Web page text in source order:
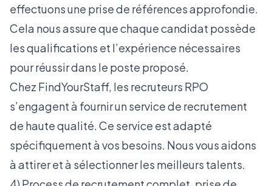
effectuons une prise de références approfondie.
Cela nous assure que chaque candidat possède
les qualifications et l’expérience nécessaires
pour réussir dans le poste proposé.
Chez FindYourStaff, les recruteurs RPO
s’engagent à fournir un service de recrutement
de haute qualité. Ce service est adapté
spécifiquement à vos besoins. Nous vous aidons
à attirer et à sélectionner les meilleurs talents.